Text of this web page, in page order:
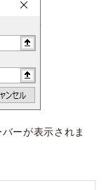
ーが表示されま